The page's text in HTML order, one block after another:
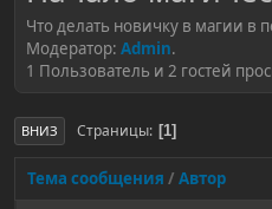
Что делать новичку в магии в
Модератор: Admin.
1 Пользователь и 2 гостей
ВНИЗ Страницы 1
Тема сообщения / Автор